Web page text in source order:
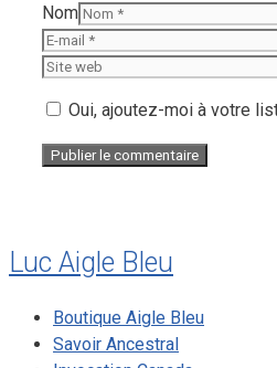
Nom
Oui, ajoutez-moi à votre
Luc Aigle Bleu
Boutique Aigle Bleu
Savoir Ancestral